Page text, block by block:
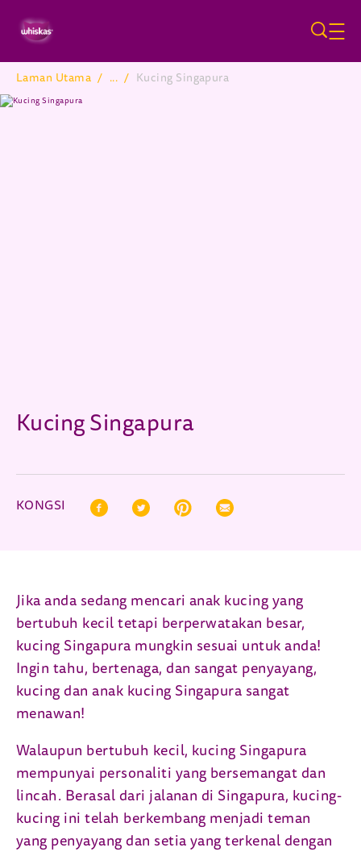
Breadcrumb
Laman Utama / ... / Kucing Singapura
Kucing Singapura
KONGSI Facebook (opens in new window)
Twitter (opens in new window)
Pinterest (opens in new window)
Correo electrónico (opens in
Jika anda sedang mencari anak kucing yang
bertubuh kecil tetapi berperwatakan besar,
kucing Singapura mungkin sesuai untuk anda!
Ingin tahu, bertenaga, dan sangat penyayang,
kucing dan anak kucing Singapura sangat
menawan!
Walaupun bertubuh kecil, kucing Singapura
mempunyai personaliti yang bersemangat dan
lincah. Berasal dari jalanan di Singapura, kucing-
kucing ini telah berkembang menjadi teman
yang penyayang dan setia yang terkenal dengan